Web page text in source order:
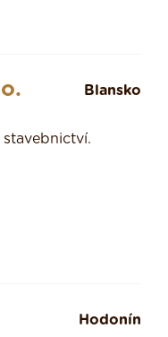
Blansko
Hodonín